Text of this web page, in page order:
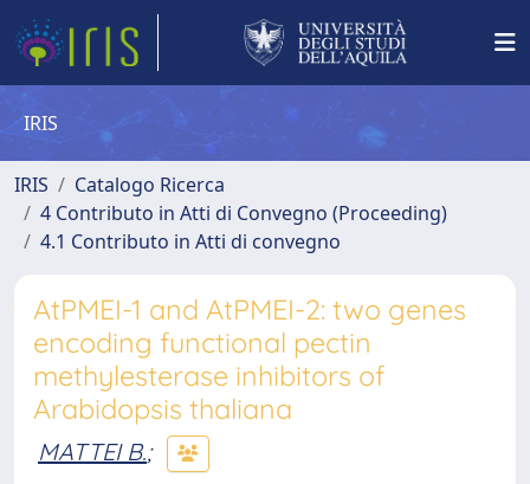
IRIS
IRIS
Catalogo Ricerca
4 Contributo in Atti di Convegno (Proceeding)
4.1 Contributo in Atti di convegno
AtPMEI-1 and AtPMEI-2: two genes
encoding functional pectin
methylesterase inhibitors of
Arabidopsis thaliana
MATTEI B.;